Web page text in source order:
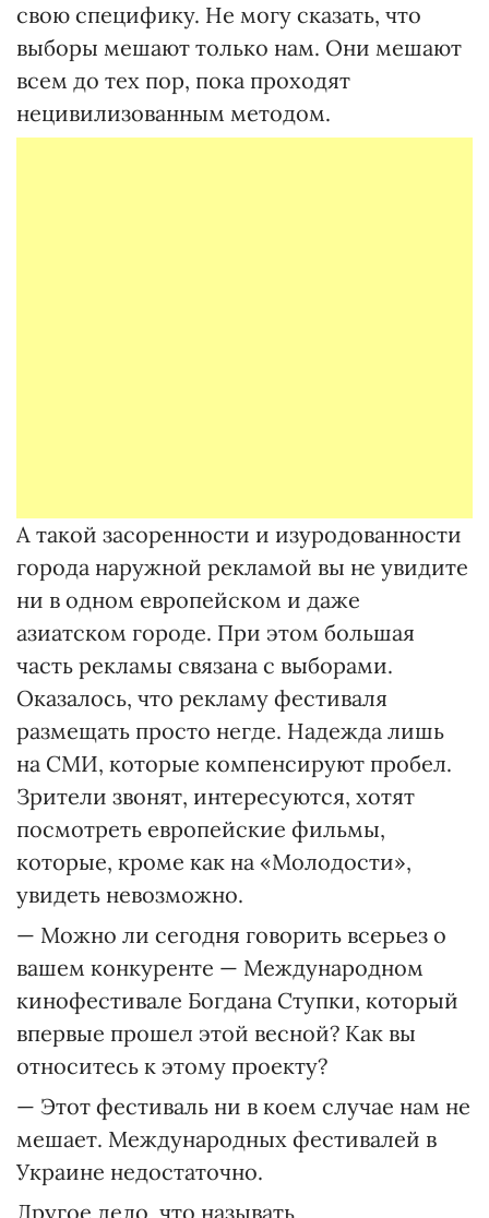
свою специфику. Не могу сказать, что
выборы мешают только нам. Они мешают
всем до тех пор, пока проходят
нецивилизованным методом.
А такой засоренности и изуродованности
города наружной рекламой вы не увидите
ни в одном европейском и даже
азиатском городе. При этом большая
часть рекламы связана с выборами.
Оказалось, что рекламу фестиваля
размещать просто негде. Надежда лишь
на СМИ, которые компенсируют пробел.
Зрители звонят, интересуются, хотят
посмотреть европейские фильмы,
которые, кроме как на «Молодости»,
увидеть невозможно.
— Можно ли сегодня говорить всерьез о
вашем конкуренте — Международном
кинофестивале Богдана Ступки, который
впервые прошел этой весной? Как вы
относитесь к этому проекту?
— Этот фестиваль ни в коем случае нам не
мешает. Международных фестивалей в
Украине недостаточно.
Другое дело, что называть